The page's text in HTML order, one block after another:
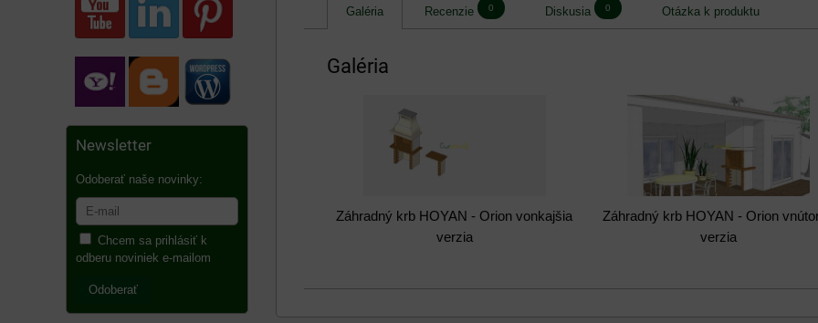
Galéria Recenzie 0 Diskusia 0 Otázka k produktu
Galéria
Záhradný krb HOYAN - Orion vonkajšia
verzia
Záhradný krb HOYAN - Orion
verzia
Newsletter
Odoberať naše novinky:
Chcem sa prihlásiť k
odberu noviniek e-mailom
Odoberať